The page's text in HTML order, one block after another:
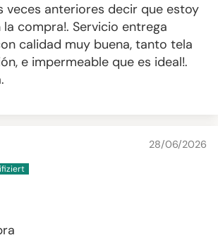
veces anteriores decir que estoy
compra!. Servicio entrega
calidad muy buena, tanto tela
e impermeable que es ideal!.
28/06/2026